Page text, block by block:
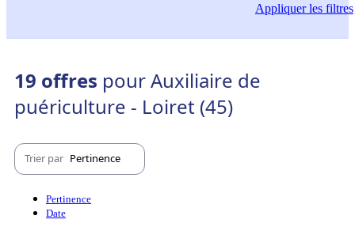
Appliquerles filtres
19 offres pour Auxiliaire de
puériculture - Loiret (45)
Trier par Pertinence
Pertinence
Date